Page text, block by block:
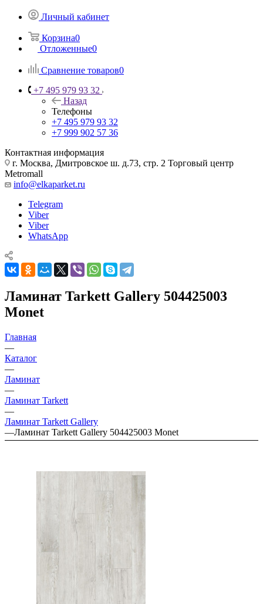
Личный кабинет
Корзина0
Отложенные0
Сравнение товаров0
+7 495 979 93 32
Назад
Телефоны
+7 495 979 93 32
+7 999 902 57 36
Контактная информация
г. Москва, Дмитровское ш. д.73, стр. 2 Торговый центр
Metromall
info@elkaparket.ru
Telegram
Viber
Viber
WhatsApp
Ламинат Tarkett Gallery 504425003
Monet
Главная
—
Каталог
—
Ламинат
—
Ламинат Tarkett
—
Ламинат Tarkett Gallery
—Ламинат Tarkett Gallery 504425003 Monet